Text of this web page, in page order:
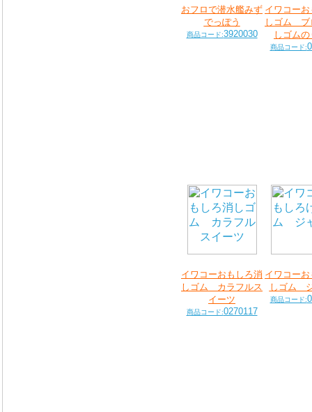
おフロで潜水艦みず
でっぽう
商品コード:3920030
イワコー
しゴム ブ
しゴム
商品コード:
イワコーおもしろ消
しゴム カラフルス
イーツ
商品コード:0270117
イワコー
しゴム
商品コード: